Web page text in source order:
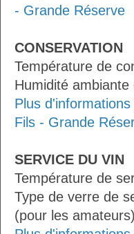
- Grande Réserve
CONSERVATION
Température de
Humidité
Plus
Fils - Grande
SERVICE DU VIN
Température de
Type de verre de
(pour les